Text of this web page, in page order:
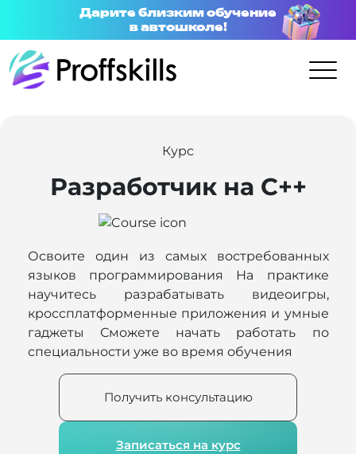
Дарите близким обучение
в автошколе!
Курс
Разработчик на С++
Освоите один из самых востребованных
языков программирования На практике
научитесь разрабатывать видеоигры,
кроссплатформенные приложения и умные
гаджеты Сможете начать работать по
специальности уже во время обучения
Записаться на курс
Получить консультацию